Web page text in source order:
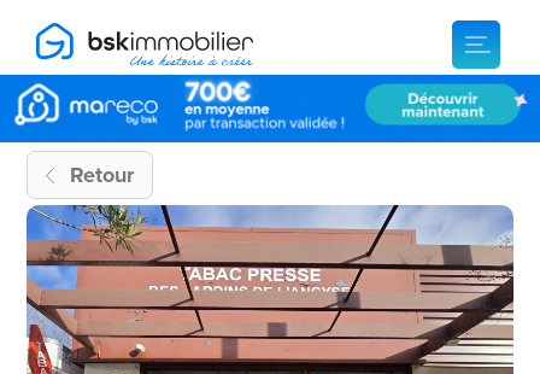
Retour